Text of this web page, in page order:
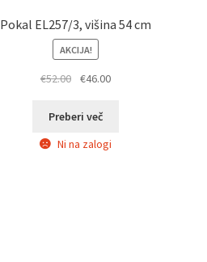
Pokal EL257/3, višina 54 cm
AKCIJA!
€52.00
Izvirna
je
€52.00.
€46.00Trenutna
Preberi več
Ni na zalogi